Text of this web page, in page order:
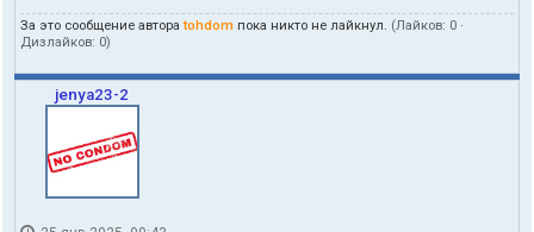
в
а
л
За это сообщение автораtohdom пока никто не лайкнул. (Лайков: 0 ·
Дизлайков: 0)
jenya23-2